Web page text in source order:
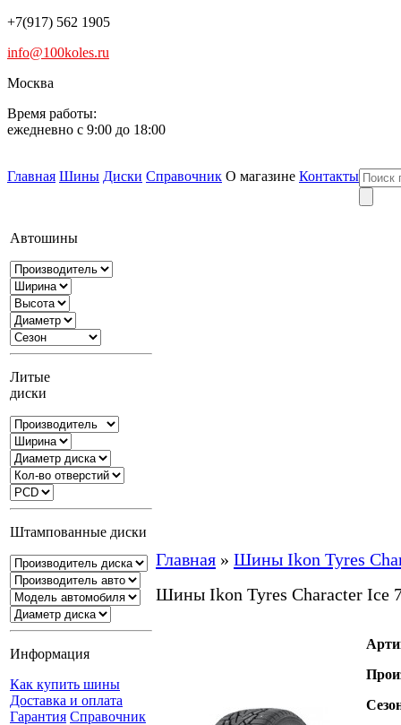
+7(917) 562 1905
info@100koles.ru
Москва
Время работы:
ежедневно с 9:00 до 18:00
Главная Шины Диски Справочник О магазине Контакты
Автошины
Литые
диски
Штампованные диски
Информация
Как купить шины
Доставка и оплата
Гарантия Справочник
Главная » Шины Ikon Tyres
Шины Ikon Tyres Character Ice